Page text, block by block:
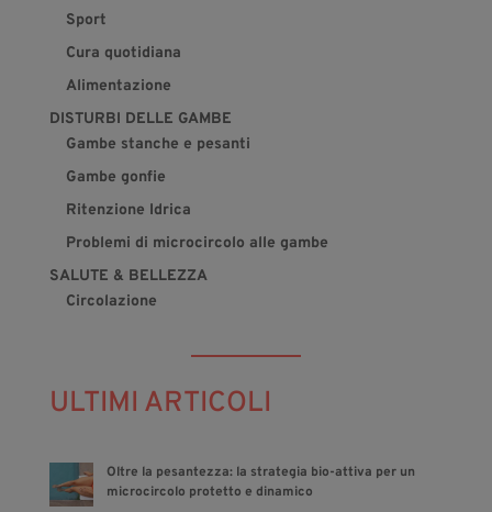
Sport
Cura quotidiana
Alimentazione
DISTURBI DELLE GAMBE
Gambe stanche e pesanti
Gambe gonfie
Ritenzione Idrica
Problemi di microcircolo alle gambe
SALUTE & BELLEZZA
Circolazione
ULTIMI ARTICOLI
Oltre la pesantezza: la strategia bio-attiva per un
microcircolo protetto e dinamico